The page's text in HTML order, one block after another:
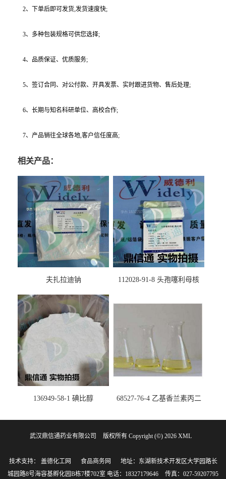
2、下单后即可发货,发货速度快;
3、多种包装规格可供您选择;
4、品质保证、优质服务;
5、签订合同、对公付款、开具发票、实时跟进货物、售后处理;
6、长期与知名科研单位、高校合作;
7、产品销往全球各地,客户信任度高;
相关产品：
夫扎拉迪钠
112028-91-8 头孢噻利母核
136949-58-1 碘比醇
68527-76-4 乙基香兰素丙二
剂 -香精香料 -鼎信通李杰
武汉鼎信通药业有限公司 版权所有 Copyright (©) 2026 XML
技术支持： 盖德化工网 食品商务网
地址：东湖新技术开发区大学园路长
城园路8号海容基孵化园B栋7楼702室 电话：18327179646 传真：027-59207795